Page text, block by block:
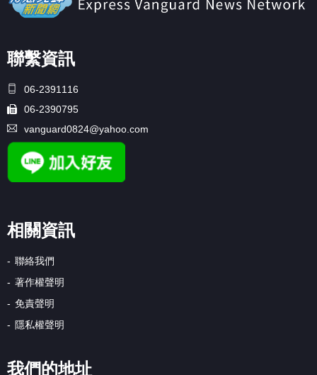
聯繫資訊
06-2391116
06-2390795
vanguard0824@yahoo.com
相關資訊
聯絡我們
著作權聲明
免責聲明
隱私權聲明
我們的地址